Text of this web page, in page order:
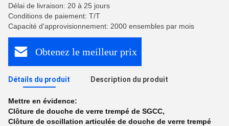
Délai de livraison: 20 à 25 jours
Conditions de paiement: T/T
Capacité d'approvisionnement: 2000 ensembles par mois
Obtenez le meilleur prix
Détails du produit Description du produit
Mettre en évidence:
Clôture de douche de verre trempé de SGCC,
Clôture de oscillation articulée de douche de verre trempé